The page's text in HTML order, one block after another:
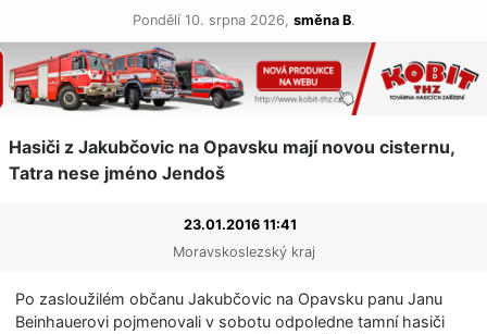
Pondělí 10. srpna 2026, směna B.
Hasiči z Jakubčovic na Opavsku mají novou cisternu,
Tatra nese jméno Jendoš
23.01.2016 11:41
Moravskoslezský kraj
Po zasloužilém občanu Jakubčovic na Opavsku panu Janu
Beinhauerovi pojmenovali v sobotu odpoledne tamní hasiči